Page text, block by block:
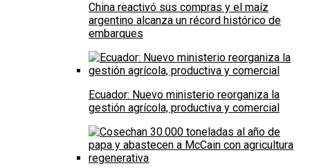
China reactivó sus compras y el maíz
argentino alcanza un récord histórico de
embarques
Ecuador: Nuevo ministerio reorganiza la
gestión agrícola, productiva y comercial